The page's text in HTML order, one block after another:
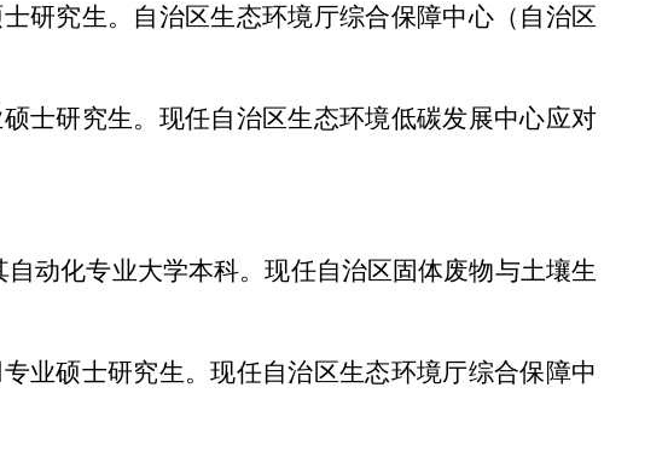
研究生。自治区生态环境厅综合保障中心（自治区
士研究生。现任自治区生态环境低碳发展中心应对
动化专业大学本科。现任自治区固体废物与土壤生
业硕士研究生。现任自治区生态环境厅综合保障中